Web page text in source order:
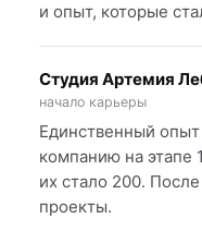
и опыт, которые
Студия Артемия
начало карьеры
Единственный
компанию на этапе
их стало 200.
проекты.